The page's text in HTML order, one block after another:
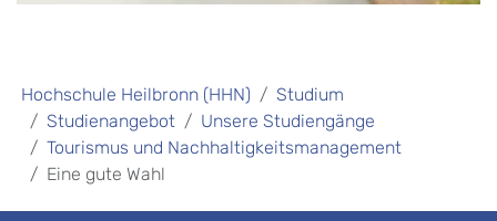
Hochschule Heilbronn (HHN)
Studium
Studienangebot
Unsere Studiengänge
Tourismus und Nachhaltigkeitsmanagement
Eine gute Wahl